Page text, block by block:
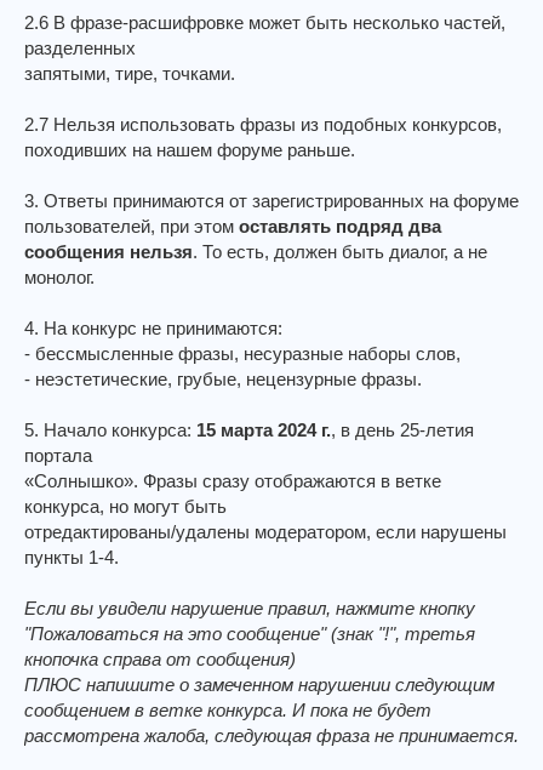
2.6 В фразе-расшифровке может быть несколько частей,
разделенных
запятыми, тире, точками.
2.7 Нельзя использовать фразы из подобных конкурсов,
походивших на нашем форуме раньше.
3. Ответы принимаются от зарегистрированных на форуме
пользователей, при этом оставлять подряд два
сообщения нельзя. То есть, должен быть диалог, а не
монолог.
4. На конкурс не принимаются:
- бессмысленные фразы, несуразные наборы слов,
- неэстетические, грубые, нецензурные фразы.
5. Начало конкурса: 15 марта 2024 г., в день 25-летия
портала
«Солнышко». Фразы сразу отображаются в ветке
конкурса, но могут быть
отредактированы/удалены модератором, если нарушены
пункты 1-4.
Если вы увидели нарушение правил, нажмите кнопку
"Пожаловаться на это сообщение" (знак "!", третья
кнопочка справа от сообщения)
ПЛЮС напишите о замеченном нарушении следующим
сообщением в ветке конкурса. И пока не будет
рассмотрена жалоба, следующая фраза не принимается.